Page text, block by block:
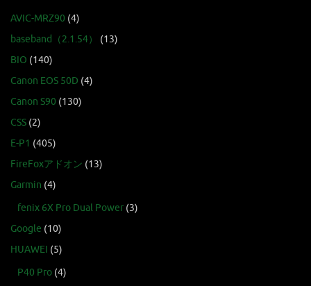
AVIC-MRZ90 (4)
baseband（2.1.54）
(13)
BIO (140)
Canon EOS 50D (4)
Canon S90 (130)
CSS (2)
E-P1 (405)
FireFoxアドオン (13)
Garmin (4)
fenix 6X Pro Dual Power (3)
Google (10)
HUAWEI (5)
P40 Pro (4)